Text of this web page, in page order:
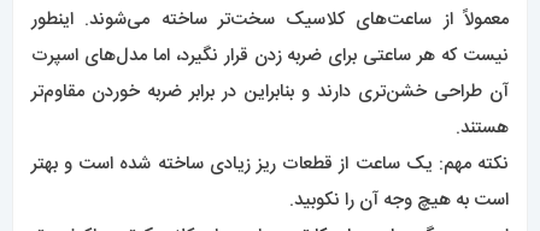
معمولاً از ساعت‌های کلاسیک سخت‌تر ساخته می‌شوند. اینطور
نیست که هر ساعتی برای ضربه زدن قرار نگیرد، اما مدل‌های اسپرت
آن طراحی خشن‌تری دارند و بنابراین در برابر ضربه خوردن مقاوم‌تر
هستند.
نکته مهم: یک ساعت از قطعات ریز زیادی ساخته شده است و بهتر
است به هیچ وجه آن را نکوبید.